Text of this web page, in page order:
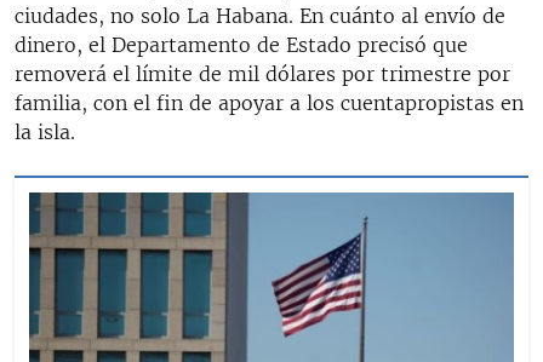
ciudades, no solo La Habana. En cuánto al envío de
dinero, el Departamento de Estado precisó que
removerá el límite de mil dólares por trimestre por
familia, con el fin de apoyar a los cuentapropistas en
la isla.